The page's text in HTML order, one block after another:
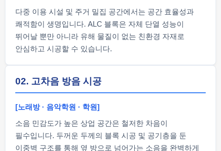
다중 이용 시설 및 주거 밀집 공간에서는 공간 효율성과
쾌적함이 생명입니다. ALC 블록은 자체 단열 성능이
뛰어날 뿐만 아니라 유해 물질이 없는 친환경 자재로
안심하고 시공할 수 있습니다.
02. 고차음 방음 시공
[노래방 · 음악학원 · 학원]
소음 민감도가 높은 상업 공간은 철저한 차음이
필수입니다. 두꺼운 두께의 블록 시공 및 공기층을 둔
이중벽 구조를 통해 옆 방으로 넘어가는 소음을 완벽하게